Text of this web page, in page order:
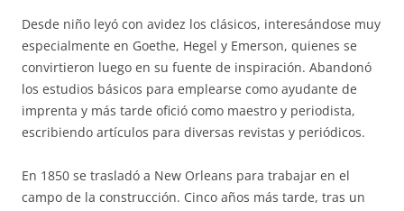
Desde niño leyó con avidez los clásicos, interesándose muy
especialmente en Goethe, Hegel y Emerson, quienes se
convirtieron luego en su fuente de inspiración. Abandonó
los estudios básicos para emplearse como ayudante de
imprenta y más tarde ofició como maestro y periodista,
escribiendo artículos para diversas revistas y periódicos.
En 1850 se trasladó a New Orleans para trabajar en el
campo de la construcción. Cinco años más tarde, tras un